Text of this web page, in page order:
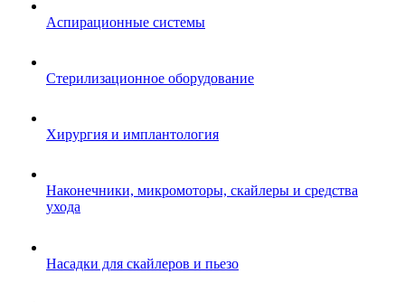
Аспирационные системы
Стерилизационное оборудование
Хирургия и имплантология
Наконечники, микромоторы, скайлеры и средства
ухода
Насадки для скайлеров и пьезо